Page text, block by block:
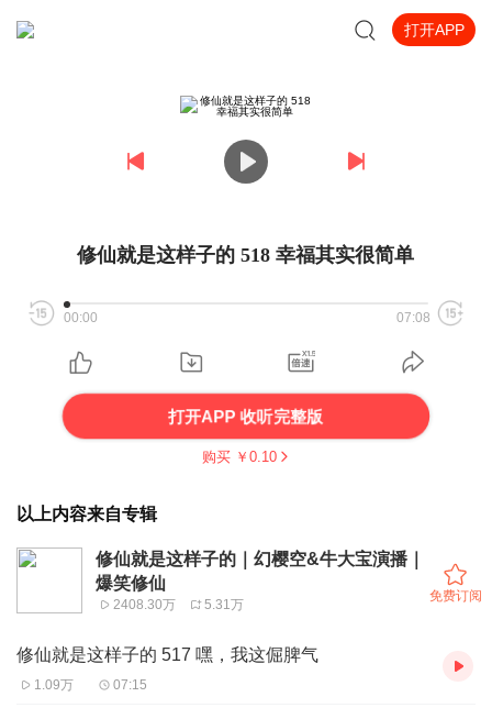
打开APP
修仙就是这样子的 518 幸福其实很简单
00:00 07:08
打开APP 收听完整版
购买 ￥ 0.10
以上内容来自专辑
修仙就是这样子的｜幻樱空&牛大宝演播｜
爆笑修仙
2408.30万 5.31万
免费订阅
修仙就是这样子的 517 嘿，我这倔脾气
1.09万 07:15